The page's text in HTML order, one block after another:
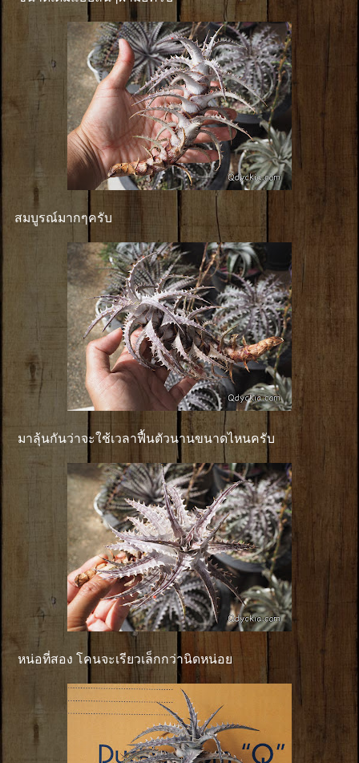
สมบูรณ์มากๆครับ
มาลุ้นกันว่าจะใช้เวลาฟื้นตัวนานขนาดไหนครับ
หน่อที่สอง โคนจะเรียวเล็กกว่านิดหน่อย